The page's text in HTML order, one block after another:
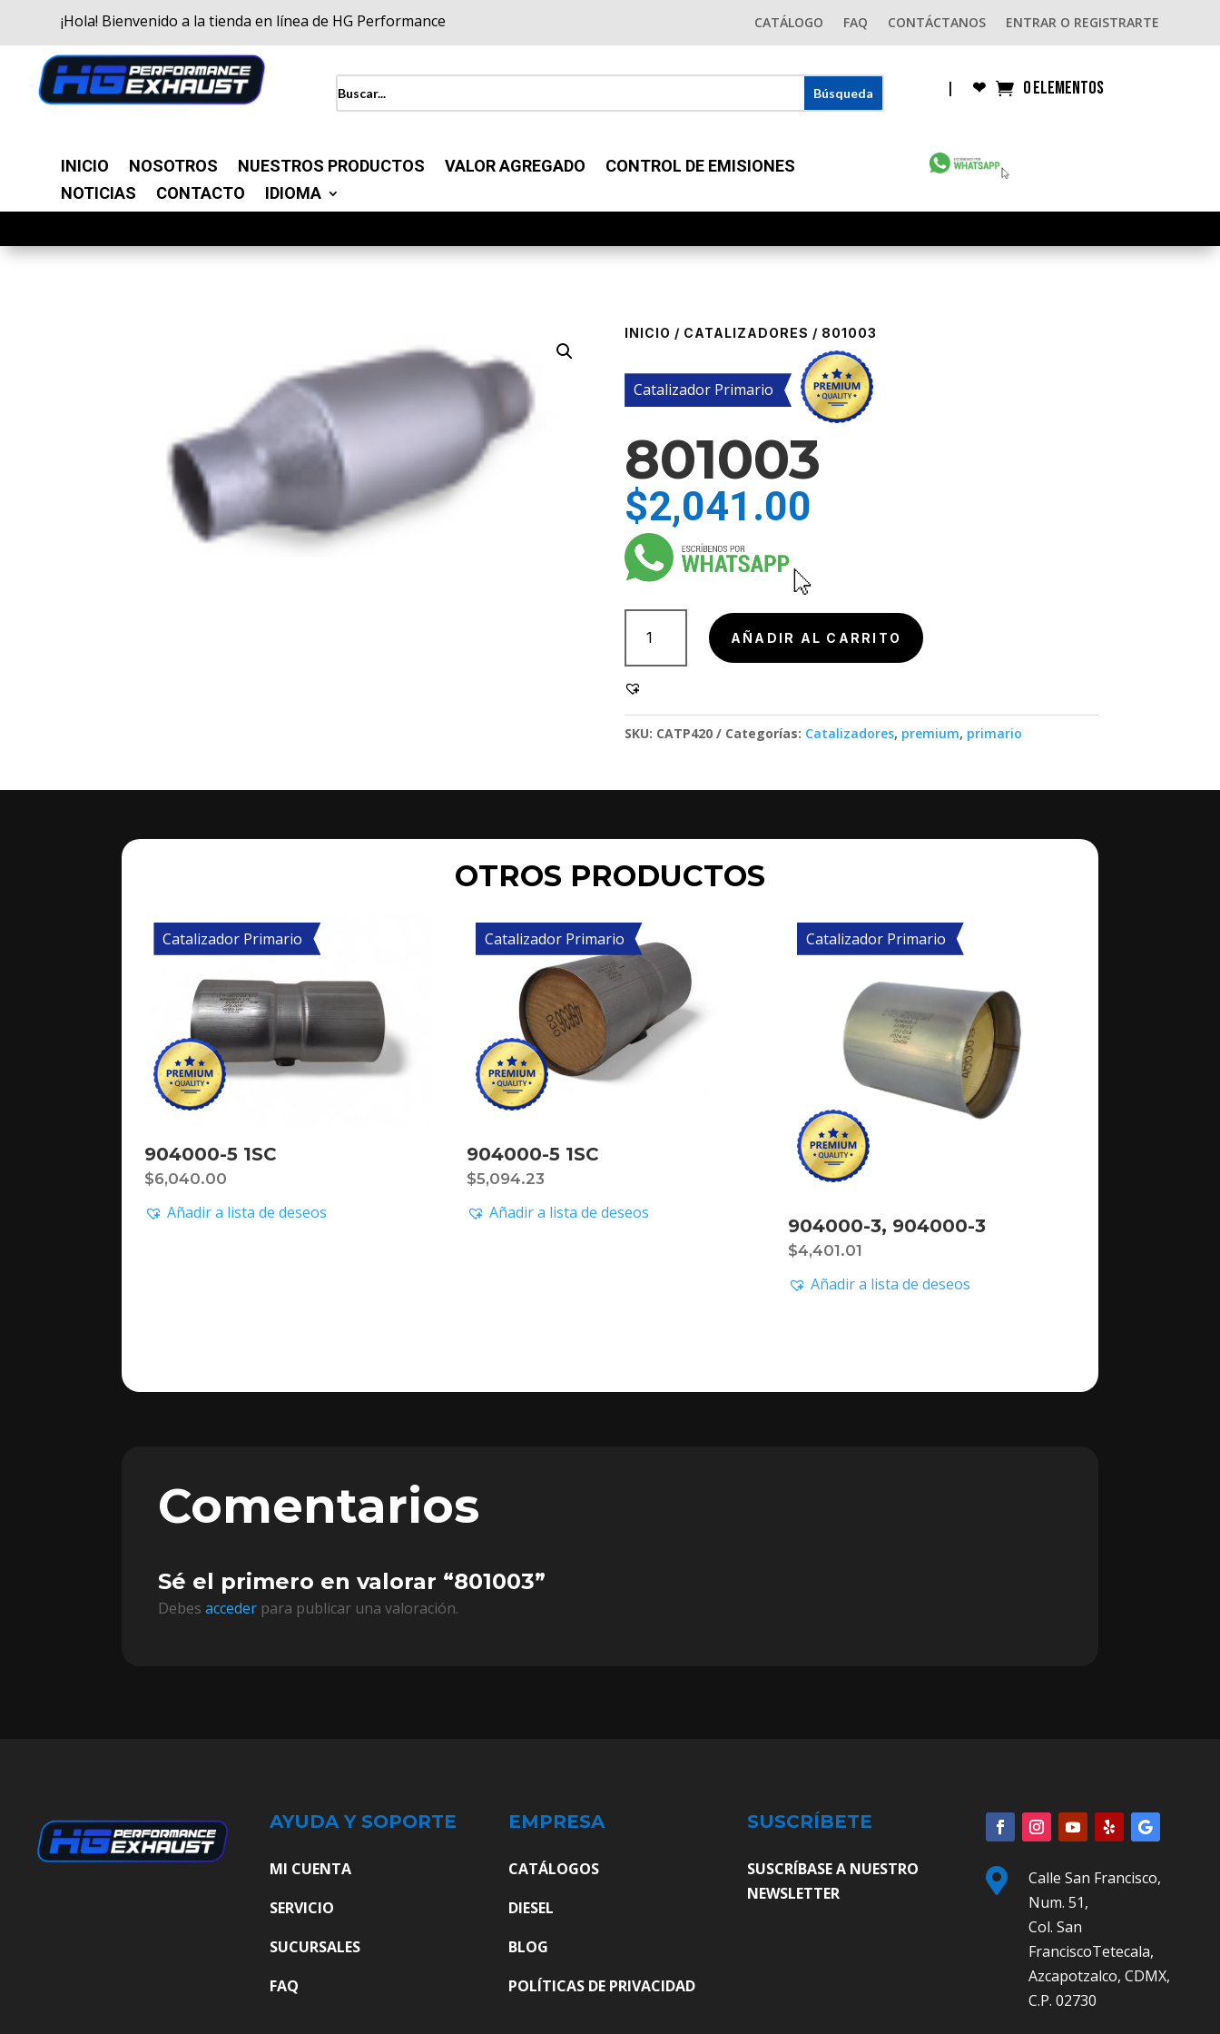
¡Hola! Bienvenido a la tienda en línea de HG Performance CATÁLOGO FAQ CONTÁCTANOS ENTRAR O REGISTRARTE
| ❤︎ 0 elementos
INICIO NOSOTROS NUESTROS PRODUCTOS VALOR AGREGADO
CONTROL DE EMISIONES
NOTICIAS
CONTACTO IDIOMA
INICIO / CATALIZADORES / 801003
Catalizador Primario
801003
$2,041.00
801003
cantidad AÑADIR AL CARRITO
SKU: CATP420 Categorías: Catalizadores, premium, primario
OTROS PRODUCTOS
Catalizador Primario
904000-5 1SC
$6,040.00
Añadir a lista de deseos
Catalizador Primario
904000-5 1SC
$5,094.23
Añadir a lista de deseos
Catalizador Primario
904000-3, 904000-3
$4,401.01
Añadir a lista de deseos
Comentarios
Sé el primero en valorar “801003”
Debesacceder para publicar una valoración.
AYUDA Y SOPORTE
MI CUENTA
SERVICIO
SUCURSALES
FAQ
EMPRESA
CATÁLOGOS
DIESEL
BLOG
POLÍTICAS DE PRIVACIDAD
SUSCRÍBETE
SUSCRÍBASE A NUESTRO
NEWSLETTER

Calle San Francisco,
Num. 51,
Col. San
FranciscoTetecala,
Azcapotzalco, CDMX,
C.P. 02730